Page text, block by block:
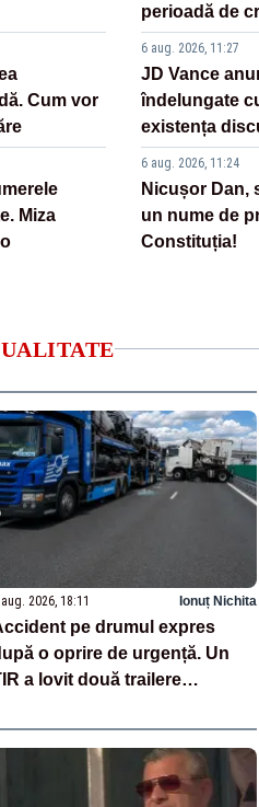
Cum vor
Miza
perioadă de
6 aug. 2026, 11:27
JD Vance
îndelungate
existența
6 aug. 2026, 11:24
Nicușor Dan,
un nume de
Constituția!
2026, 18:11 Ionuț Nichita
pe drumul expres
o oprire de urgență. Un
a lovit două trailere